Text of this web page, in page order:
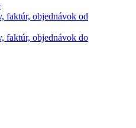
faktúr, objednávok od
faktúr, objednávok do